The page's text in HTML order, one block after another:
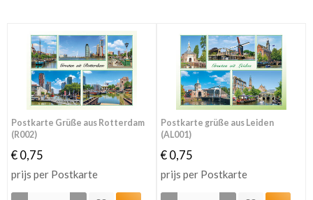
Postkarte Grüße aus Rotterdam
(R002)
€ 0,75
prijs per Postkarte
Postkarte grüße aus Leiden
(AL001)
€ 0,75
prijs per Postkarte